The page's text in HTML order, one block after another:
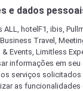
e dados
ALL, hotelF1, ibis,
Travel,
Events, Limitless
informações em
serviços solicitados
as